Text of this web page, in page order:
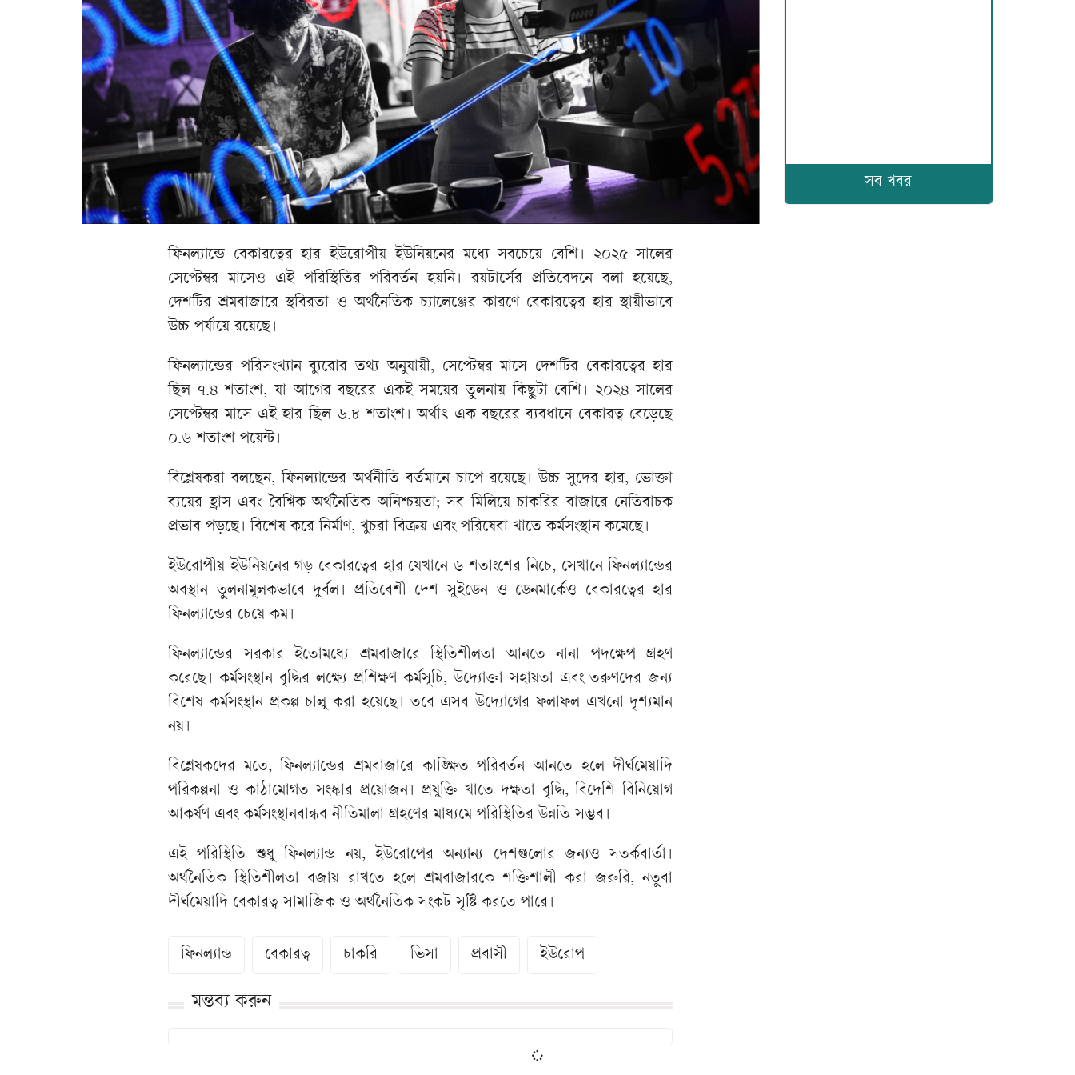
ফিনল্যান্ডে বেকারত্বের হার ইউরোপীয় ইউনিয়নের মধ্যে সবচেয়ে বেশি। ২০২৫ সালের
সেপ্টেম্বর মাসেও এই পরিস্থিতির পরিবর্তন হয়নি। রয়টার্সের প্রতিবেদনে বলা হয়েছে,
দেশটির শ্রমবাজারে স্থবিরতা ও অর্থনৈতিক চ্যালেঞ্জের কারণে বেকারত্বের হার স্থায়ীভাবে
উচ্চ পর্যায়ে রয়েছে।
ফিনল্যান্ডের পরিসংখ্যান ব্যুরোর তথ্য অনুযায়ী, সেপ্টেম্বর মাসে দেশটির বেকারত্বের হার
ছিল ৭.৪ শতাংশ, যা আগের বছরের একই সময়ের তুলনায় কিছুটা বেশি। ২০২৪ সালের
সেপ্টেম্বর মাসে এই হার ছিল ৬.৮ শতাংশ। অর্থাৎ এক বছরের ব্যবধানে বেকারত্ব বেড়েছে
০.৬ শতাংশ পয়েন্ট।
বিশ্লেষকরা বলছেন, ফিনল্যান্ডের অর্থনীতি বর্তমানে চাপে রয়েছে। উচ্চ সুদের হার, ভোক্তা
ব্যয়ের হ্রাস এবং বৈশ্বিক অর্থনৈতিক অনিশ্চয়তা; সব মিলিয়ে চাকরির বাজারে নেতিবাচক
প্রভাব পড়ছে। বিশেষ করে নির্মাণ, খুচরা বিক্রয় এবং পরিষেবা খাতে কর্মসংস্থান কমেছে।
ইউরোপীয় ইউনিয়নের গড় বেকারত্বের হার যেখানে ৬ শতাংশের নিচে, সেখানে ফিনল্যান্ডের
অবস্থান তুলনামূলকভাবে দুর্বল। প্রতিবেশী দেশ সুইডেন ও ডেনমার্কেও বেকারত্বের হার
ফিনল্যান্ডের চেয়ে কম।
ফিনল্যান্ডের সরকার ইতোমধ্যে শ্রমবাজারে স্থিতিশীলতা আনতে নানা পদক্ষেপ গ্রহণ
করেছে। কর্মসংস্থান বৃদ্ধির লক্ষ্যে প্রশিক্ষণ কর্মসূচি, উদ্যোক্তা সহায়তা এবং তরুণদের জন্য
বিশেষ কর্মসংস্থান প্রকল্প চালু করা হয়েছে। তবে এসব উদ্যোগের ফলাফল এখনো দৃশ্যমান
নয়।
বিশ্লেষকদের মতে, ফিনল্যান্ডের শ্রমবাজারে কাঙ্ক্ষিত পরিবর্তন আনতে হলে দীর্ঘমেয়াদি
পরিকল্পনা ও কাঠামোগত সংস্কার প্রয়োজন। প্রযুক্তি খাতে দক্ষতা বৃদ্ধি, বিদেশি বিনিয়োগ
আকর্ষণ এবং কর্মসংস্থানবান্ধব নীতিমালা গ্রহণের মাধ্যমে পরিস্থিতির উন্নতি সম্ভব।
এই পরিস্থিতি শুধু ফিনল্যান্ড নয়, ইউরোপের অন্যান্য দেশগুলোর জন্যও সতর্কবার্তা।
অর্থনৈতিক স্থিতিশীলতা বজায় রাখতে হলে শ্রমবাজারকে শক্তিশালী করা জরুরি, নতুবা
দীর্ঘমেয়াদি বেকারত্ব সামাজিক ও অর্থনৈতিক সংকট সৃষ্টি করতে পারে।
ফিনল্যান্ড বেকারত্ব চাকরি ভিসা প্রবাসী ইউরোপ
মন্তব্য করুন
সব খবর